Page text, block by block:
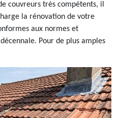
couvreurs très compétents, il
la rénovation de votre
aux normes et
Pour de plus amples